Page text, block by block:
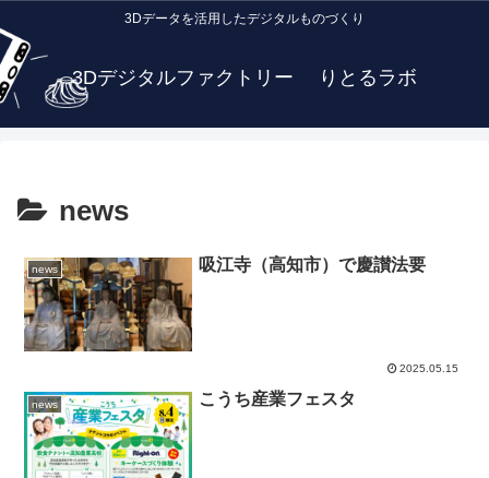
3Dデータを活用したデジタルものづくり
3Dデジタルファクトリー りとるラボ
news
news 吸江寺（高知市）で慶讃法要
2025.05.15
news こうち産業フェスタ